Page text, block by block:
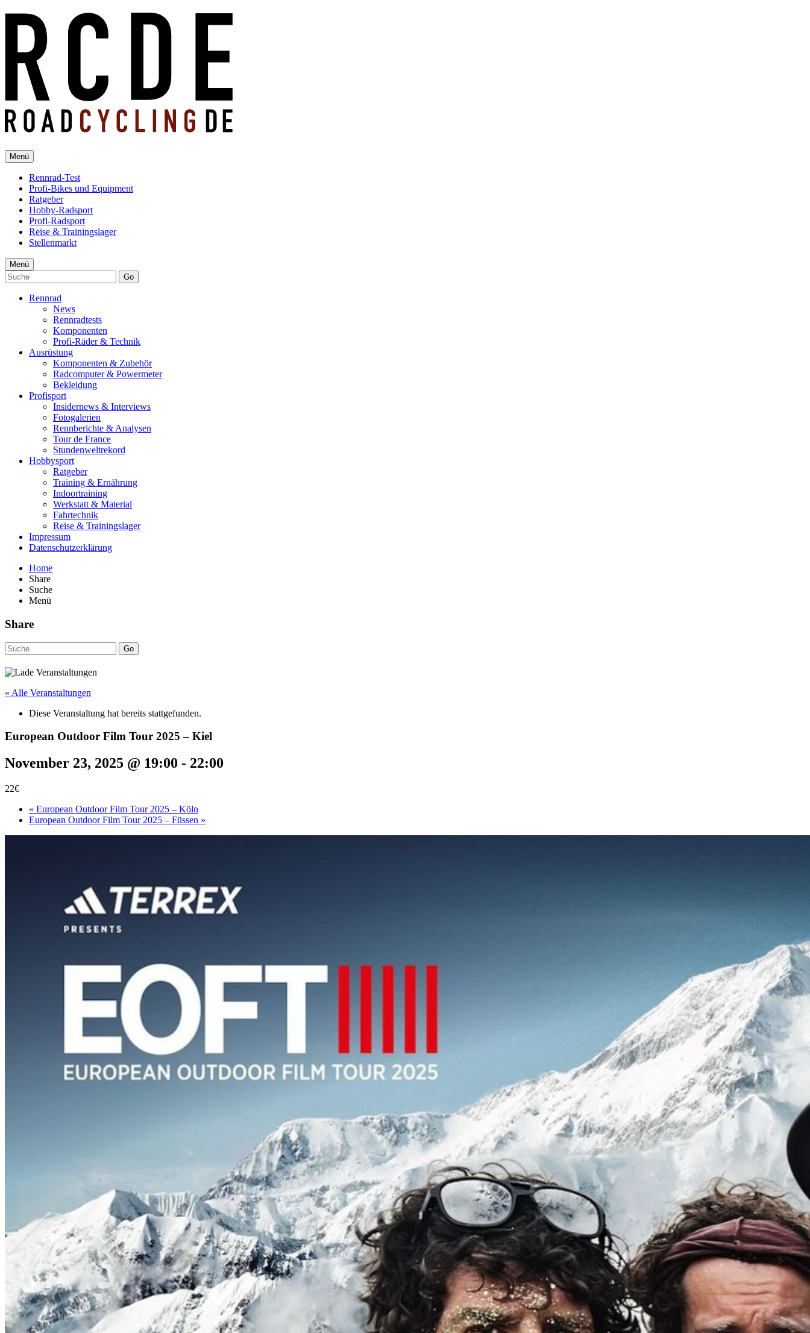
Menü
Rennrad-Test
Profi-Bikes und Equipment
Ratgeber
Hobby-Radsport
Profi-Radsport
Reise & Trainingslager
Stellenmarkt
Menü
Go
Rennrad
News
Rennradtests
Komponenten
Profi-Räder & Technik
Ausrüstung
Komponenten & Zubehör
Radcomputer & Powermeter
Bekleidung
Profisport
Insidernews & Interviews
Fotogalerien
Rennberichte & Analysen
Tour de France
Stundenweltrekord
Hobbysport
Ratgeber
Training & Ernährung
Indoortraining
Werkstatt & Material
Fahrtechnik
Reise & Trainingslager
Impressum
Datenschutzerklärung
Home
Share
Suche
Menü
Share
Go
« Alle Veranstaltungen
Diese Veranstaltung hat bereits stattgefunden.
European Outdoor Film Tour 2025 – Kiel
November 23, 2025 @ 19:00 - 22:00
22€
« European Outdoor Film Tour 2025 – Köln
European Outdoor Film Tour 2025 – Füssen »